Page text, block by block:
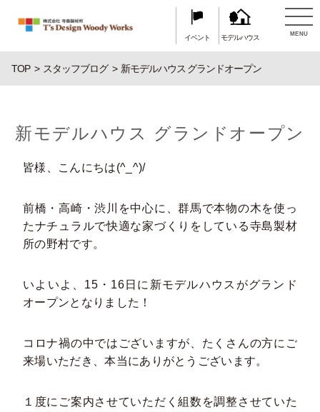
イベント モデルハウス MENU
TOP スタッフブログ 新モデルハウス グランドオープン
新モデルハウス グランドオープン
皆様、こんにちは(^_^)/
前橋・高崎・渋川を中心に、群馬で本物の木を使っ
たナチュラルで快適な家づくりをしている寺島製材
所の野村です。
いよいよ、15・16日に新モデルハウスがグランド
オープンとなりました！
コロナ禍の中ではございますが、たくさんの方にご
来場いただき、本当にありがとうございます。
１度にご案内させていただく組数を調整させていた